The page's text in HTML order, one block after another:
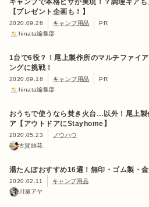
キャンプで本格ピザが実現！？調理ギア
【プレゼント企画も！】
2020.09.28 キャンプ用品
PR
hinata編集部
1台で6役？！尾上製作所のマルチファイ
ングに挑戦！
2020.09.18 キャンプ用品
PR
hinata編集部
おうちで使うなら焚き火台…以外！尾上
ア【アウトドアにStayhome】
2020.05.23
ノウハウ
古賀結花
湯たんぽおすすめ16選！無印・ゴム製・
2020.02.11
キャンプ用品
川瀬アヤ